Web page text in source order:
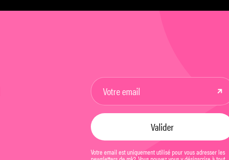
Votre email est uniquement utilisé pour vous adresser les